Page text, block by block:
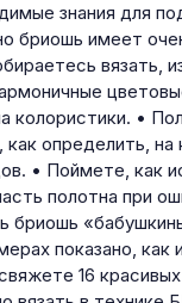
знания для
бриошь имеет
вязать,
•
определить, на
• Поймете, как
полотна при
показано, как
16